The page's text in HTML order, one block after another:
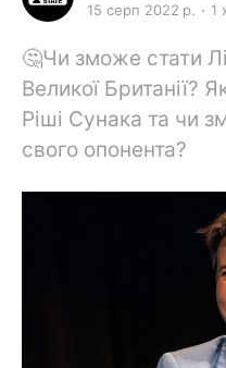
15 серп 2022 р. 1
🤔Чи зможе стати
Великої Британії?
Ріші Сунака та чи
свого опонента?